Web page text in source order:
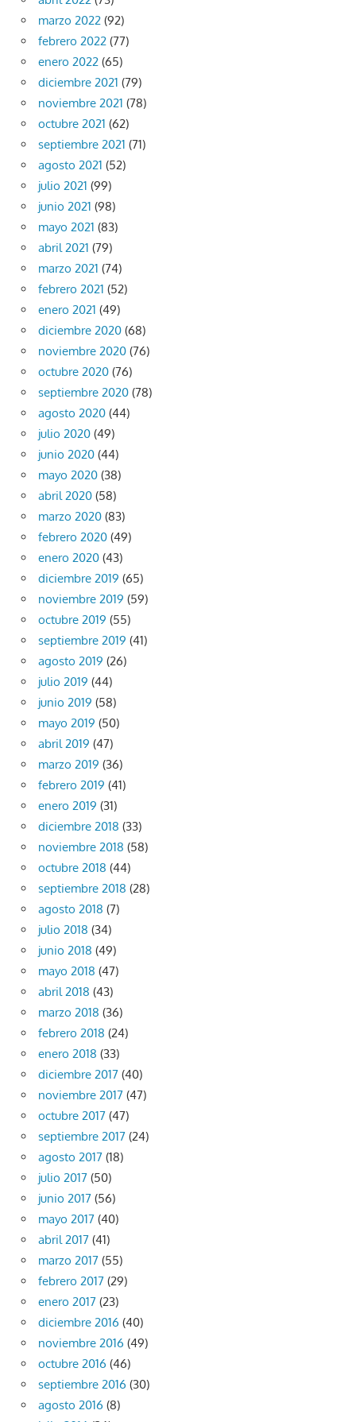
marzo 2022 (92)
febrero 2022 (77)
enero 2022 (65)
diciembre 2021 (79)
noviembre 2021 (78)
octubre 2021 (62)
septiembre 2021 (71)
agosto 2021 (52)
julio 2021 (99)
junio 2021 (98)
mayo 2021 (83)
abril 2021 (79)
marzo 2021 (74)
febrero 2021 (52)
enero 2021 (49)
diciembre 2020 (68)
noviembre 2020 (76)
octubre 2020 (76)
septiembre 2020 (78)
agosto 2020 (44)
julio 2020 (49)
junio 2020 (44)
mayo 2020 (38)
abril 2020 (58)
marzo 2020 (83)
febrero 2020 (49)
enero 2020 (43)
diciembre 2019 (65)
noviembre 2019 (59)
octubre 2019 (55)
septiembre 2019 (41)
agosto 2019 (26)
julio 2019 (44)
junio 2019 (58)
mayo 2019 (50)
abril 2019 (47)
marzo 2019 (36)
febrero 2019 (41)
enero 2019 (31)
diciembre 2018 (33)
noviembre 2018 (58)
octubre 2018 (44)
septiembre 2018 (28)
agosto 2018 (7)
julio 2018 (34)
junio 2018 (49)
mayo 2018 (47)
abril 2018 (43)
marzo 2018 (36)
febrero 2018 (24)
enero 2018 (33)
diciembre 2017 (40)
noviembre 2017 (47)
octubre 2017 (47)
septiembre 2017 (24)
agosto 2017 (18)
julio 2017 (50)
junio 2017 (56)
mayo 2017 (40)
abril 2017 (41)
marzo 2017 (55)
febrero 2017 (29)
enero 2017 (23)
diciembre 2016 (40)
noviembre 2016 (49)
octubre 2016 (46)
septiembre 2016 (30)
agosto 2016 (8)